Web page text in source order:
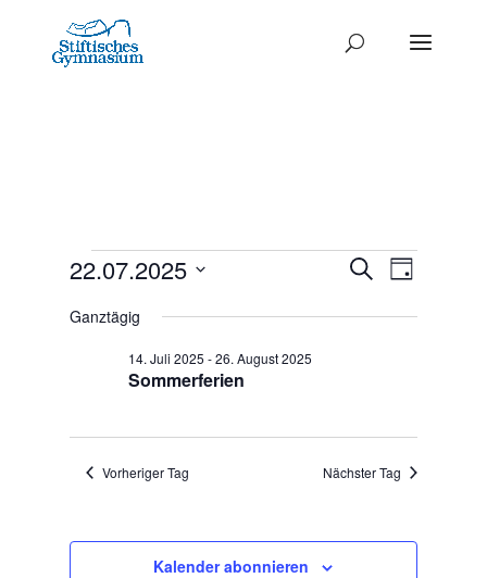
Termine
für
2025
Termine
Such-
SucheTag
22.07.2025
wählen.
Ganztägig
Sommerferien
14. Juli 2025 -26. August 2025
Vorheriger Tag Nächster Tag
Kalender abonnieren